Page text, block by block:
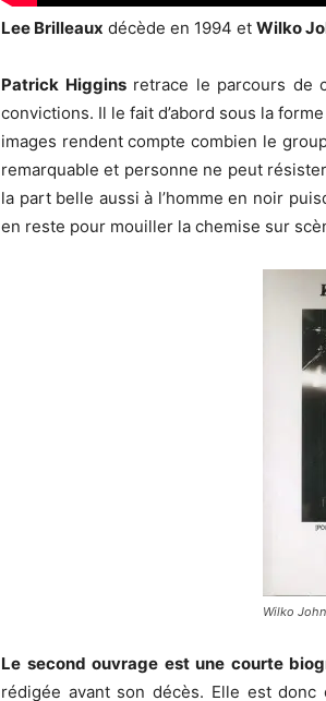
Lee Brilleaux décède en 1994 et Wilko
Patrick Higginsretrace le parcours de
convictions. Il le fait d’abord sous la forme
images rendent compte combien le
remarquable et personne ne peut
la part belle aussi à l’homme en noir
en reste pour mouiller la chemise sur
Wilko
Le second ouvrage est une courte
rédigée avant son décès. Elle est